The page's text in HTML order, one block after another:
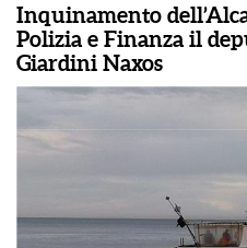
Inquinamento
Polizia e Finanza il
Giardini Naxos